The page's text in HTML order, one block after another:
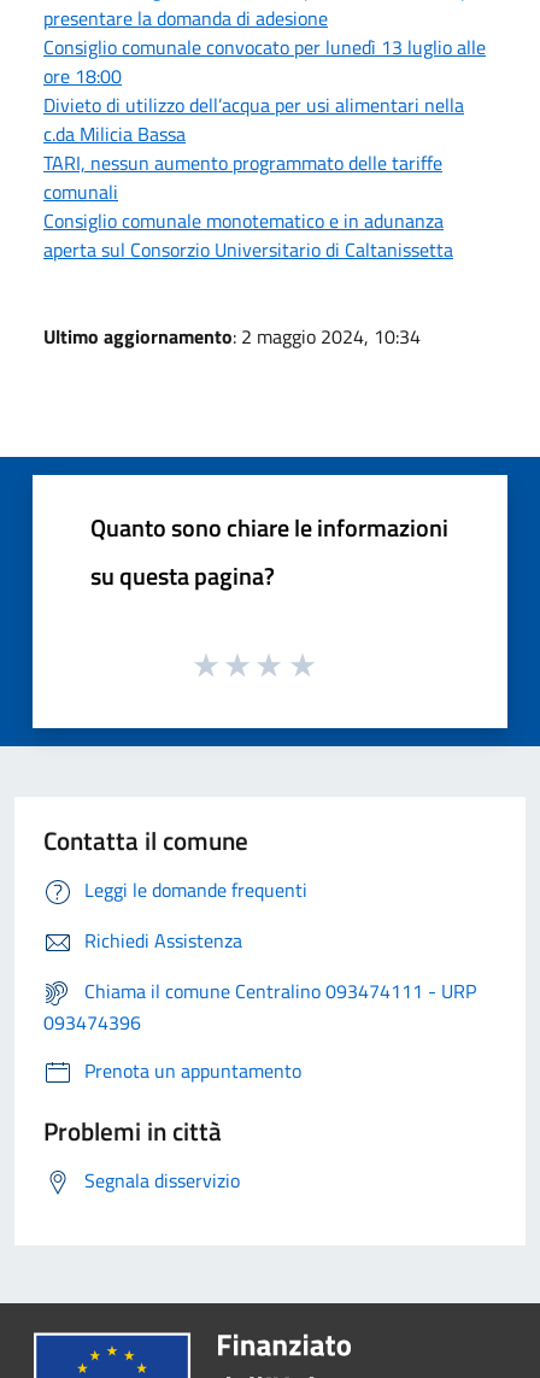
presentare la domanda di adesione
Consiglio comunale convocato per lunedì 13 luglio alle
ore 18:00
Divieto di utilizzo dell’acqua per usi alimentari nella
c.da Milicia Bassa
TARI, nessun aumento programmato delle tariffe
comunali
Consiglio comunale monotematico e in adunanza
aperta sul Consorzio Universitario di Caltanissetta
Ultimo aggiornamento: 2 maggio 2024, 10:34
Quanto sono chiare le informazioni
su questa pagina?
Contatta il comune
Leggi le domande frequenti
Richiedi Assistenza
Chiama il comune Centralino 093474111 - URP
093474396
Prenota un appuntamento
Problemi in città
Segnala disservizio